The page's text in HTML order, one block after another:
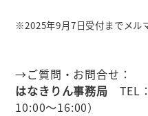
※2025年9月7日受付までメル
→ご質問・お問合せ：
はなきりん事務局 TEL
10:00～16:00）